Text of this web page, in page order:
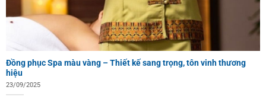
Đồng phục Spa màu vàng – Thiết kế sang trọng, tôn vinh thương
hiệu
23/09/2025